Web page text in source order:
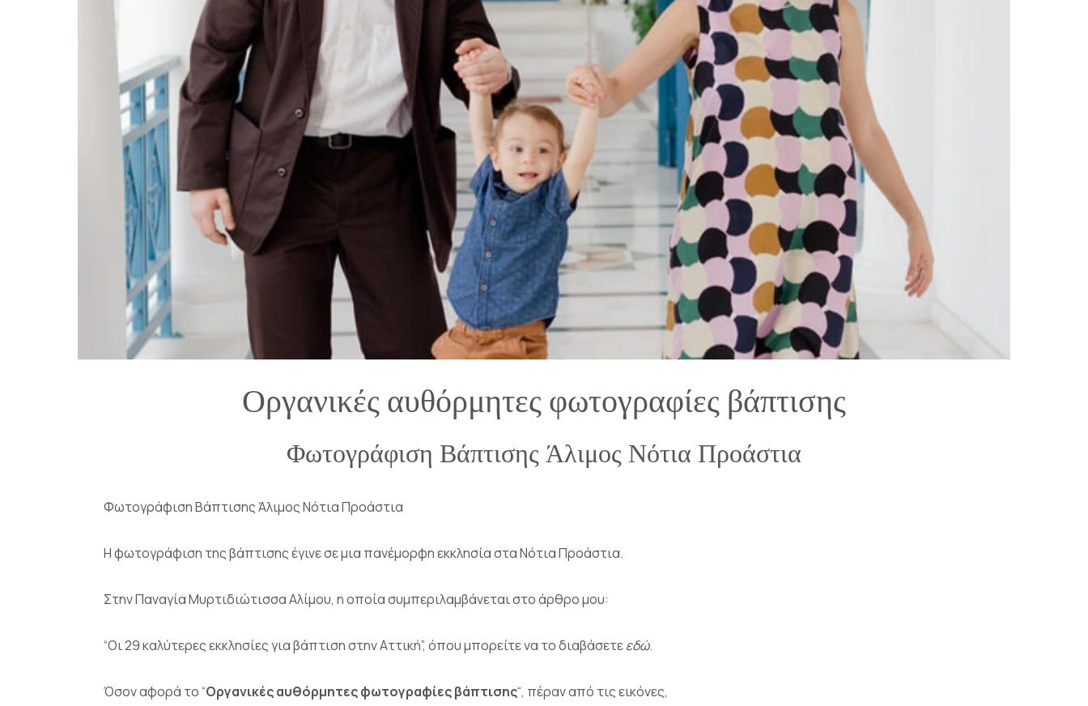
Οργανικές αυθόρμητες φωτογραφίες βάπτισης
Φωτογράφιση Βάπτισης Άλιμος Νότια Προάστια
Φωτογράφιση Βάπτισης Άλιμος Νότια Προάστια
Η φωτογράφιση της βάπτισης έγινε σε μια πανέμορφη εκκλησία στα Νότια Προάστια.
ΣτηνΠαναγία Μυρτιδιώτισσα Αλίμου, η οποία συμπεριλαμβάνεται στο άρθρο μου:
“Οι 29 καλύτερες εκκλησίες για βάπτιση στην Αττική”, όπου μπορείτε να το διαβάσετεεδώ.
Όσον αφορά το “Οργανικές αυθόρμητες φωτογραφίες βάπτισης“, πέραν από τις εικόνες,